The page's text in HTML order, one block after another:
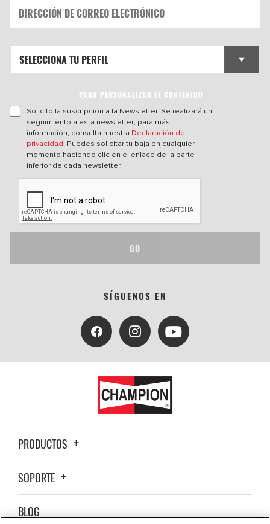
PARA PERSONALIZAR EL CONTENIDO
Solicito la suscripción a la Newsletter. Se realizará un
seguimiento a esta newsletter; para más
información, consulta nuestra Declaración de
privacidad. Puedes solicitar tu baja en cualquier
momento haciendo clic en el enlace de la parte
inferior de cada newsletter.
GO
SÍGUENOS EN
PRODUCTOS
SOPORTE
BLOG